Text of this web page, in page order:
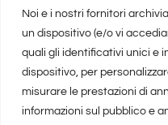
Noi e i nostri fornitori
un dispositivo (e/o vi
quali gli identificativi unici e
dispositivo, per
misurare le prestazioni di
informazioni sul pubblico e